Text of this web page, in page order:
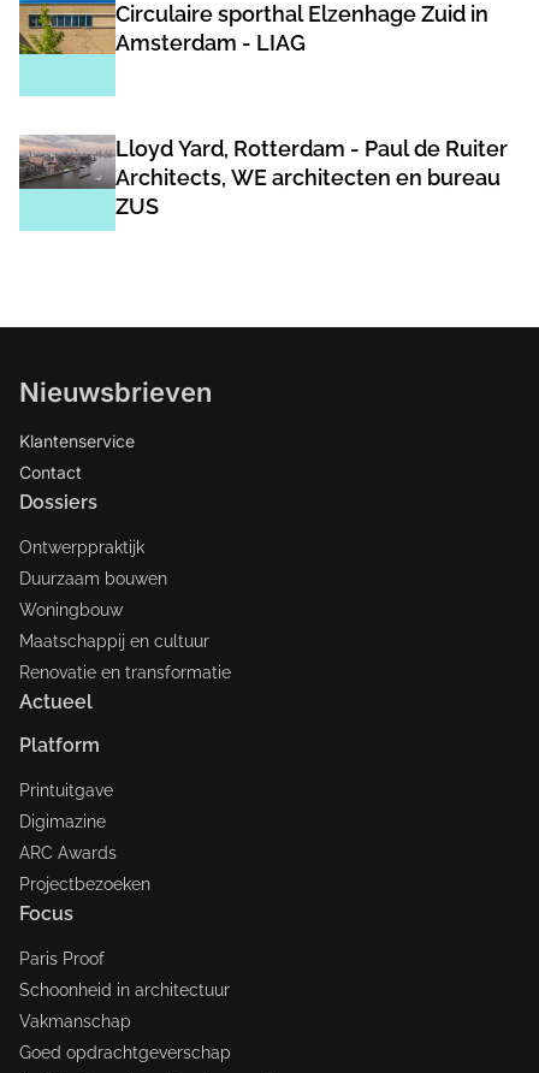
Circulaire sporthal Elzenhage Zuid in
Amsterdam - LIAG
Lloyd Yard, Rotterdam - Paul de Ruiter
Architects, WE architecten en bureau
ZUS
Nieuwsbrieven
Klantenservice
Contact
Dossiers
Ontwerppraktijk
Duurzaam bouwen
Woningbouw
Maatschappij en cultuur
Renovatie en transformatie
Actueel
Platform
Printuitgave
Digimazine
ARC Awards
Projectbezoeken
Focus
Paris Proof
Schoonheid in architectuur
Vakmanschap
Goed opdrachtgeverschap